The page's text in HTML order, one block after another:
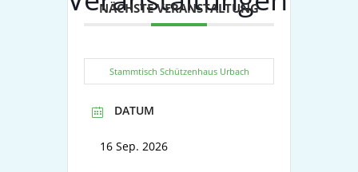
NÄCHSTE VERANSTALTUNG
Stammtisch Schützenhaus Urbach
DATUM
16 Sep. 2026